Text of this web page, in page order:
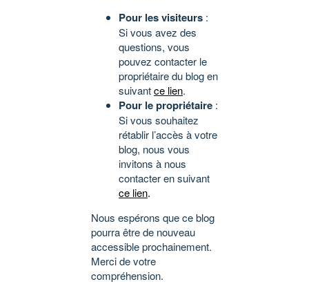
Pour les visiteurs :
Si vous avez des
questions, vous
pouvez contacter le
propriétaire du blog en
suivantce lien.
Pour le propriétaire :
Si vous souhaitez
rétablir l’accès à votre
blog, nous vous
invitons à nous
contacter en suivant
ce lien.
Nous espérons que ce blog
pourra être de nouveau
accessible prochainement.
Merci de votre
compréhension.